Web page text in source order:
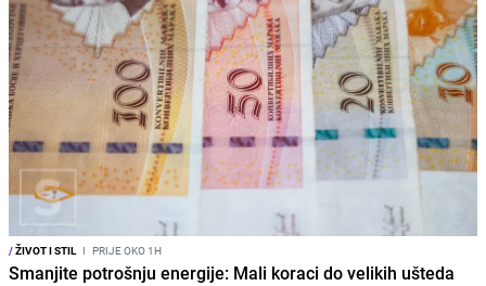
/ŽIVOT I STIL I PRIJE OKO 1H
Smanjite potrošnju energije: Mali koraci do velikih ušteda